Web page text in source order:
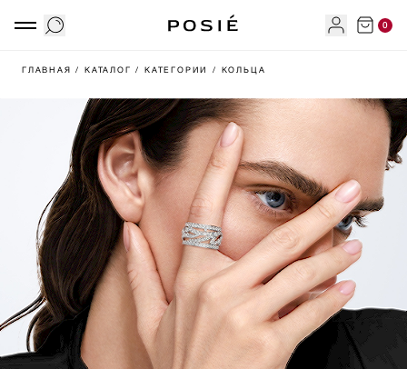
0
ГЛАВНАЯ/ КАТАЛОГ/ КАТЕГОРИИ/ КОЛЬЦА